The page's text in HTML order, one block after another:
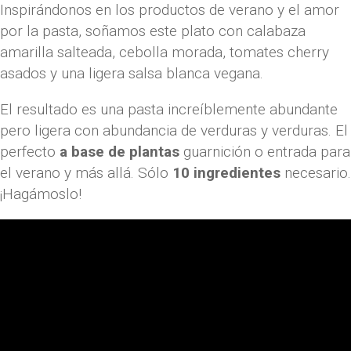
Inspirándonos en los productos de verano y el amor
por la pasta, soñamos este plato con calabaza
amarilla salteada, cebolla morada, tomates cherry
asados ​​y una ligera salsa blanca vegana.
El resultado es una pasta increíblemente abundante
pero ligera con abundancia de verduras y verduras. El
perfecto a base de plantas guarnición o entrada para
el verano y más allá. Sólo 10 ingredientes necesario.
¡Hagámoslo!